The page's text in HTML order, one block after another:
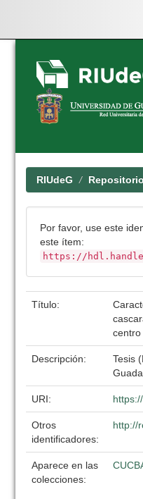
Skip
navigation
RIUdeG
Por favor, use este
este ítem:
https://
Título:
Descripción:
Tesis
URI:
Otros
identificadores:
http://
Aparece en las
colecciones: